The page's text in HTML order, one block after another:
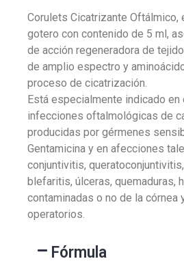
Corulets Cicatrizante Oftálmico,
gotero con contenido de 5 ml,
de acción regeneradora de
de amplio espectro y
proceso de cicatrización.
Está especialmente indicado
infecciones oftalmológicas de
producidas por gérmenes
Gentamicina y en afecciones
conjuntivitis,
blefaritis, úlceras, quemaduras,
contaminadas o no de la córnea
operatorios.
Fórmula